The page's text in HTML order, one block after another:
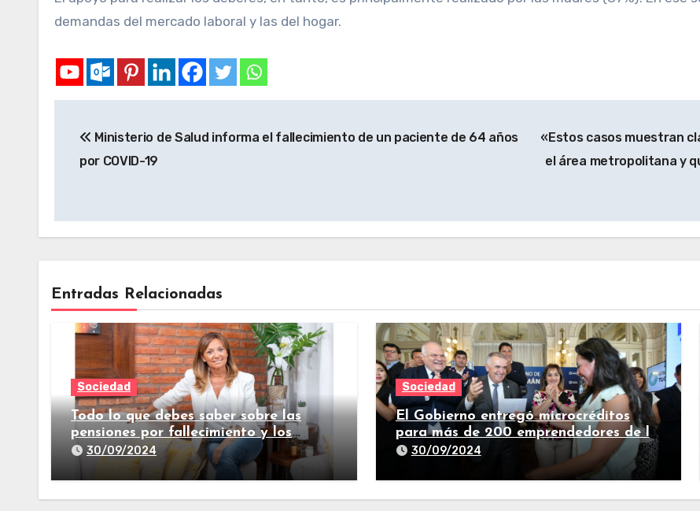
demandas del mercado laboral y las del hogar.
Ministerio de Salud informa el fallecimiento de un paciente de 64 años
por COVID-19
«Estos casos muestran
el área metropolitana y
Entradas Relacionadas
Sociedad
Todo lo que debes saber sobre las
pensiones por fallecimiento y los
seguros de vida
30/09/2024
Sociedad
El Gobierno entregó microcréditos
para más de 200 emprendedores de la
provincia
30/09/2024